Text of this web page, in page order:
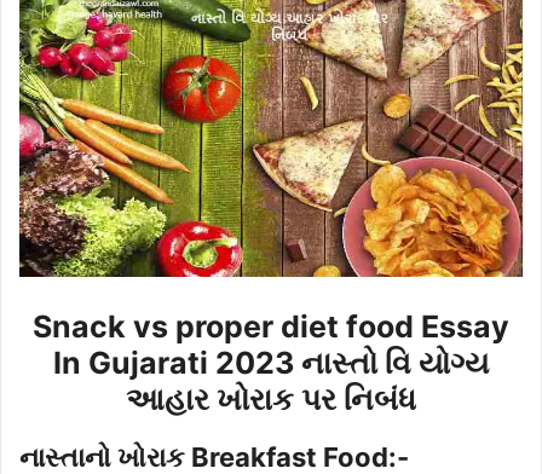
Snack vs proper diet food Essay
In Gujarati 2023 નાસ્તો વિ યોગ્ય
આહાર ખોરાક પર નિબંધ
નાસ્તાનો ખોરાક Breakfast Food:-